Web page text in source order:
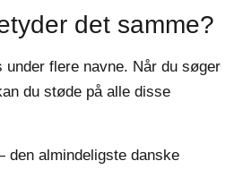
det samme?
flere navne. Når du søger
du støde på alle disse
den almindeligste danske